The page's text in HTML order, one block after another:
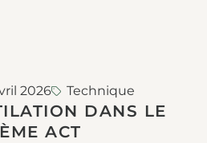
2026 Technique
DANS LE
ACT